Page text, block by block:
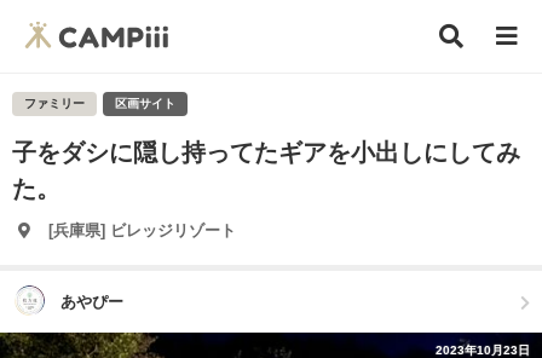
ファミリー 区画サイト
子をダシに隠し持ってたギアを小出しにしてみ
た。
[兵庫県] ビレッジリゾート
あやぴー
2023年10月23日